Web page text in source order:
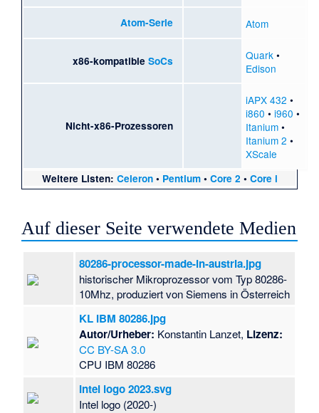
Atom-Serie Atom
x86-kompatible SoCs Quark•
Edison
Nicht-x86-Prozessoren
iAPX 432 •
i860 • i960 •
Itanium•
Itanium 2 •
XScale
Weitere Listen: Celeron• Pentium• Core 2 • Core i
Auf dieser Seite verwendete Medien
80286-processor-made-in-austria.jpg
historischer Mikroprozessor vom Typ 80286-
10Mhz, produziert von Siemens in Österreich
KL IBM 80286.jpg
Autor/Urheber: Konstantin Lanzet, Lizenz:
CC BY-SA 3.0
CPU IBM 80286
Intel logo 2023.svg
Intel logo (2020-)